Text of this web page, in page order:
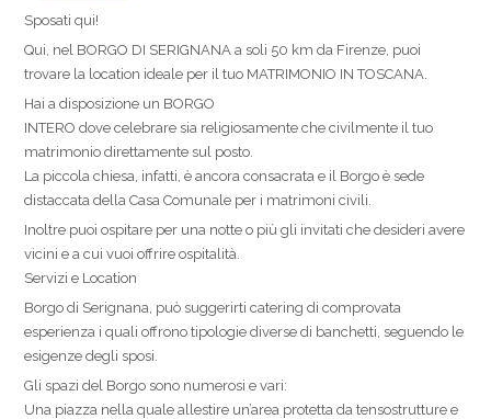
Sposati qui!
Qui, nel BORGO DI SERIGNANA a soli 50 km da Firenze, puoi
trovare la location ideale per il tuo MATRIMONIO IN TOSCANA.
Hai a disposizione un BORGO
INTERO dove celebrare sia religiosamente che civilmente il tuo
matrimonio direttamente sul posto.
La piccola chiesa, infatti, è ancora consacrata e il Borgo è sede
distaccata della Casa Comunale per i matrimoni civili.
Inoltre puoi ospitare per una notte o più gli invitati che desideri avere
vicini e a cui vuoi offrire ospitalità.
Servizi e Location
Borgo di Serignana, può suggerirti catering di comprovata
esperienza i quali offrono tipologie diverse di banchetti, seguendo le
esigenze degli sposi.
Gli spazi del Borgo sono numerosi e vari:
Una piazza nella quale allestire un’area protetta da tensostrutture e